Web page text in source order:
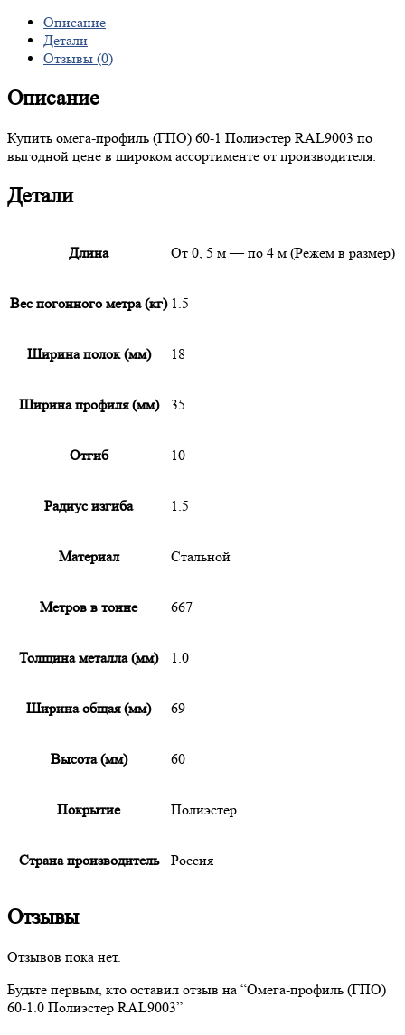
Описание
Детали
Отзывы (0)
Описание
Купить омега-профиль (ГПО) 60-1 Полиэстер RAL9003 по
выгодной цене в широком ассортименте от производителя.
Детали
Длина От 0, 5 м — по 4 м (Режем в размер)
Вес погонного метра (кг) 1.5
Ширина полок (мм) 18
Ширина профиля (мм) 35
Отгиб 10
Радиус изгиба 1.5
Материал Стальной
Метров в тонне 667
Толщина металла (мм) 1.0
Ширина общая (мм) 69
Высота (мм) 60
Покрытие Полиэстер
Страна производитель Россия
Отзывы
Отзывов пока нет.
Будьте первым, кто оставил отзыв на “Омега-профиль (ГПО)
60-1.0 Полиэстер RAL9003”